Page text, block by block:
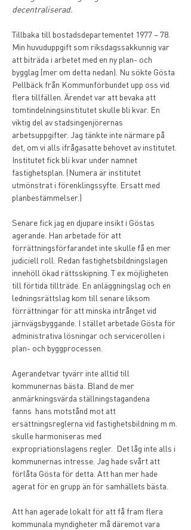
decentraliserad.
Tillbaka till bostadsdepartementet 1977 – 78.
Min huvuduppgift som riksdagssakkunnig var
att biträda i arbetet med en ny plan- och
bygglag (mer om detta nedan). Nu sökte Gösta
Pellbäck från Kommunförbundet upp oss vid
flera tillfällen. Ärendet var att bevaka att
tomtindelningsinstitutet skulle bli kvar. En
viktig del av stadsingenjörernas
arbetsuppgifter. Jag tänkte inte närmare på
det, om vi alls ifrågasatte behovet av institutet.
Institutet fick bli kvar under namnet
fastighetsplan. (Numera är institutet
utmönstrat i förenklingssyfte. Ersatt med
planbestämmelser.)
Senare fick jag en djupare insikt i Göstas
agerande. Han arbetade för att
förrättningsförfarandet inte skulle få en mer
judiciell roll. Redan fastighetsbildningslagen
innehöll ökad rättsskipning. T ex möjligheten
till förtida tillträde. En anläggningslag och en
ledningsrättslag kom till senare liksom
förrättningar för att minska intrånget vid
järnvägsbyggande. I stället arbetade Gösta för
administrativa lösningar och servicerollen i
plan- och byggprocessen.
Agerandetvar tyvärr inte alltid till
kommunernas bästa. Bland de mer
anmärkningsvärda ställningstagandena
fanns  hans motstånd mot att
ersättningsreglerna vid fastighetsbildning m m.
skulle harmoniseras med
expropriationslagens regler.  Det låg inte alls i
kommunernas intresse. Jag hade svårt att
förlåta Gösta för detta. Att han mer hade
agerat för en grupp än för samhällets bästa.
Att han agerade lokalt för att få fram flera
kommunala myndigheter må däremot vara